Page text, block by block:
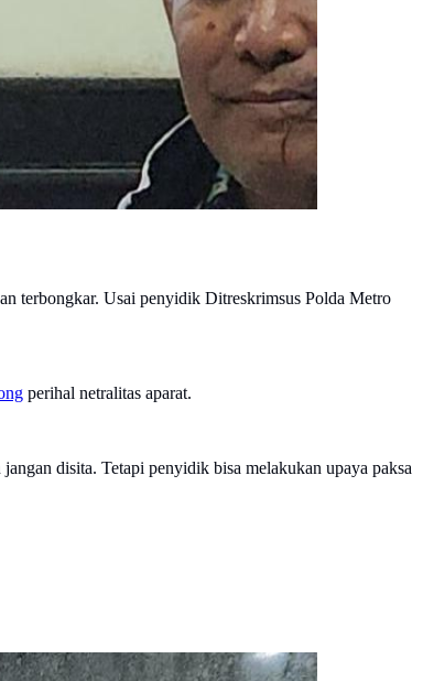
terbongkar. Usai penyidik Ditreskrimsus Polda Metro
perihal netralitas aparat.
disita. Tetapi penyidik bisa melakukan upaya paksa